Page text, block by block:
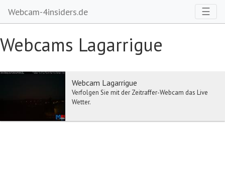
Webcam-4insiders.de ☰
Webcams Lagarrigue
Webcam Lagarrigue
Verfolgen Sie mit der Zeitraffer-Webcam das Live
Wetter.